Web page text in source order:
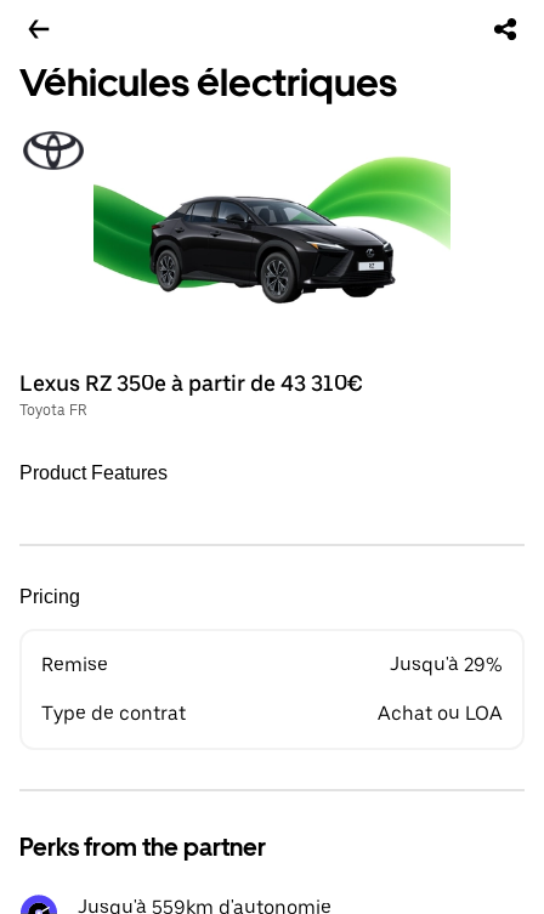
Véhicules électriques
Lexus RZ 350e à partir de 43 310€
Toyota FR
Product Features
Pricing
Remise Jusqu'à 29%
Type de contrat Achat ou LOA
Perks from the partner
Jusqu'à 559km d'autonomie